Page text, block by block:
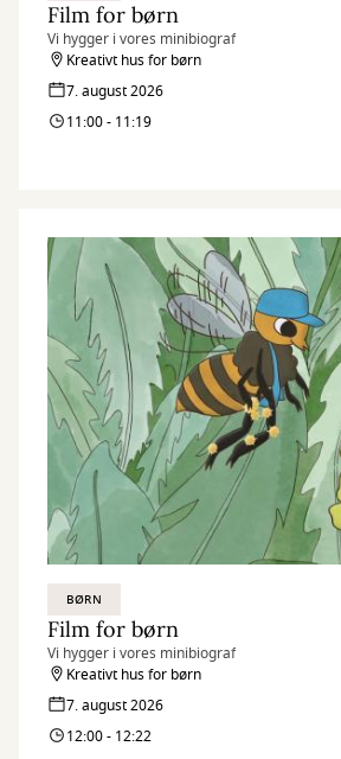
Film for børn
Vi hygger i vores minibiograf
Kreativt hus for børn
7. august 2026
11:00 - 11:19
BØRN
Film for børn
Vi hygger i vores minibiograf
Kreativt hus for børn
7. august 2026
12:00 - 12:22